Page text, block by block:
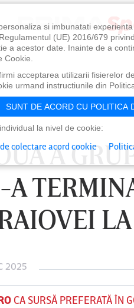
A
2025
CA SURSĂ PREFERATĂ ÎN
si imbunatati
(UE) 2016/679
a acestor date. Inainte de a
Cookie.
acceptarea utilizarii fisierelor
urmand instructiunile din
SUNT DE ACORD CU POLITICA
la nivel de cookie:
colectare acord cookie